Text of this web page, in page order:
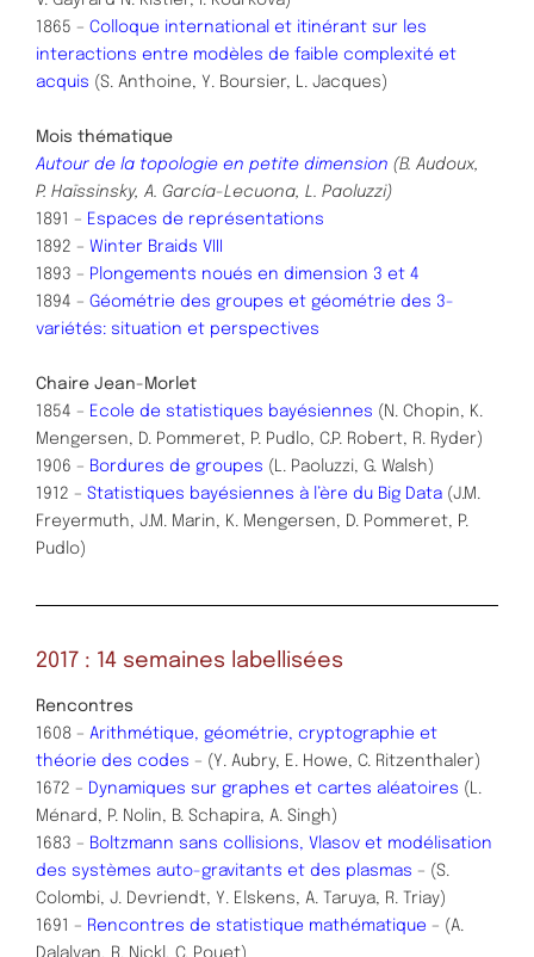
1865 – Colloque international et itinérant sur les
interactions entre modèles de faible complexité et
acquis (S. Anthoine, Y. Boursier, L. Jacques)
Mois thématique
Autour de la topologie en petite dimension (B. Audoux,
P. Haïssinsky, A. García-Lecuona, L. Paoluzzi)
1891 – Espaces de représentations
1892 – Winter Braids VIII
1893 – Plongements noués en dimension 3 et 4
1894 – Géométrie des groupes et géométrie des 3-
variétés: situation et perspectives
Chaire Jean-Morlet
1854 – Ecole de statistiques bayésiennes (N. Chopin, K.
Mengersen, D. Pommeret, P. Pudlo, C.P. Robert, R. Ryder)
1906 – Bordures de groupes (L. Paoluzzi, G. Walsh)
1912 – Statistiques bayésiennes à l’ère du Big Data (J.M.
Freyermuth, J.M. Marin, K. Mengersen, D. Pommeret, P.
Pudlo)
2017 : 14 semaines labellisées
Rencontres
1608 – Arithmétique, géométrie, cryptographie et
théorie des codes – (Y. Aubry, E. Howe, C. Ritzenthaler)
1672 – Dynamiques sur graphes et cartes aléatoires (L.
Ménard, P. Nolin, B. Schapira, A. Singh)
1683 – Boltzmann sans collisions, Vlasov et modélisation
des systèmes auto-gravitants et des plasmas – (S.
Colombi, J. Devriendt, Y. Elskens, A. Taruya, R. Triay)
1691 – Rencontres de statistique mathématique – (A.